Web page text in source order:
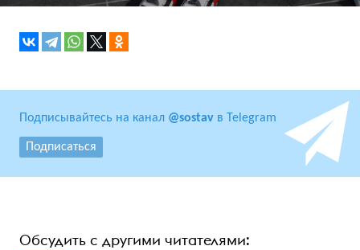
Подписывайтесь на канал @sostav в Telegram
Подписаться
Обсудить с другими читателями: